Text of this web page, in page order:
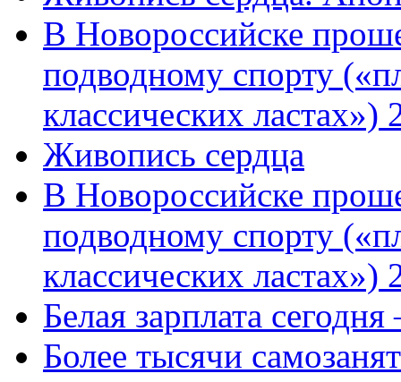
В Новороссийске
подводному спорту
классических
Живопись сердца
В Новороссийске
подводному спорту
классических ластах»)
Белая зарплата
Более тысячи